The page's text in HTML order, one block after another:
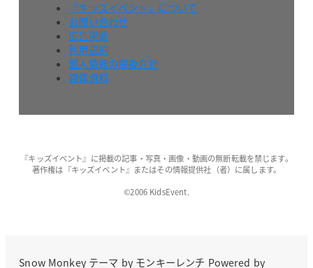
『キッズイベント』について
お問い合わせ
広告掲載
利用規約
個人情報の取扱方針
媒体資料
『キッズイベント』に掲載の記事・写真・画像・動画の無断転載を禁じます。
著作権は『キッズイベント』またはその情報提供社（者）に属します。
©2006 KidsEvent.
Snow Monkeyテーマ by モンキーレンチ Powered by